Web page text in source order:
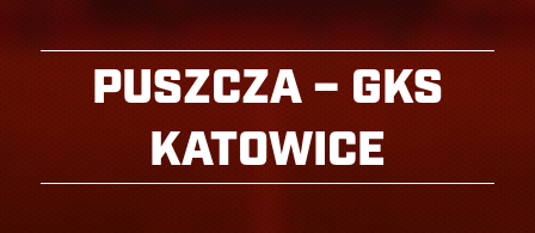
PUSZCZA – GKS
KATOWICE